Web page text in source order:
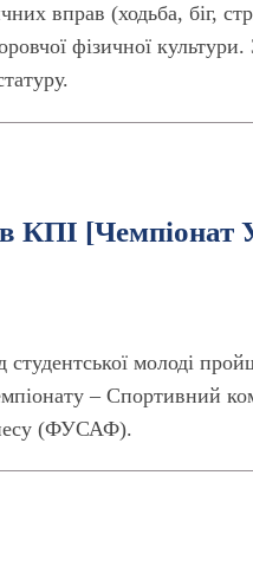
вправ (ходьба, біг,
фізичної культури.
[Чемпіонат
молоді
– Cпортивний
(ФУСАФ).